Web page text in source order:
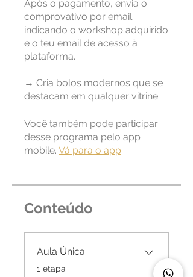
Após o pagamento, envia o
comprovativo por email
indicando o workshop adquirido
e o teu email de acesso à
plataforma.
→ Cria bolos modernos que se
destacam em qualquer vitrine.
Você também pode participar
desse programa pelo app
mobile. Vá para o app
Conteúdo
Aula Única
.1 etapa